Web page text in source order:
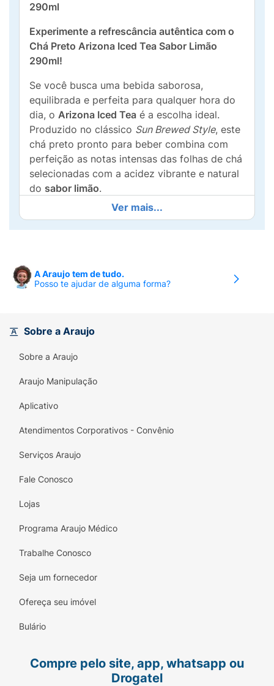
290ml
Experimente a refrescância autêntica com o
Chá Preto Arizona Iced Tea Sabor Limão
290ml!
Se você busca uma bebida saborosa,
equilibrada e perfeita para qualquer hora do
dia, o Arizona Iced Tea é a escolha ideal.
Produzido no clássico Sun Brewed Style, este
chá preto pronto para beber combina com
perfeição as notas intensas das folhas de chá
selecionadas com a acidez vibrante e natural
do sabor limão.
Sua embalagem em lata de290ml
design icônico e geométrico é super prática,
piqueniques ou após os treinos. Leve,
refrescante e incrivelmente saboroso, ele
sede.
Diferenciais do Produto:
Sabor Incomparável:
limão.
Embalagem Prática:Lata de 290ml ideal
lugar.
Estilo Tradicional:
Ver mais...
A Araujo tem de tudo.
Posso te ajudar de alguma forma?
Sobre a Araujo
Sobre a Araujo
Araujo Manipulação
Aplicativo
Atendimentos Corporativos - Convênio
Serviços Araujo
Fale Conosco
Lojas
Programa Araujo Médico
Trabalhe Conosco
Seja um fornecedor
Ofereça seu imóvel
Bulário
Compre pelo site, app, whatsapp ou
Drogatel